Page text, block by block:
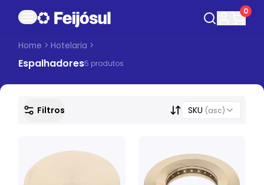
0
Home >Hotelaria >
Espalhadores5 produtos
Filtros SKU (asc)